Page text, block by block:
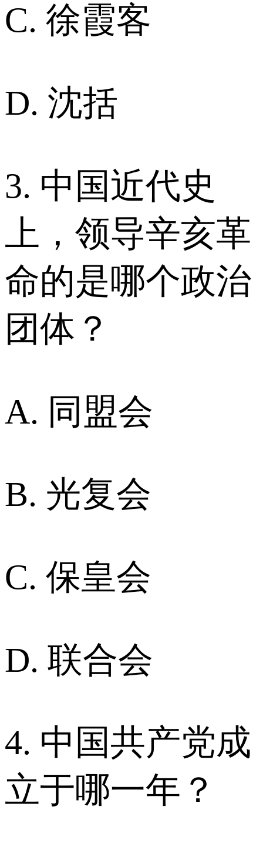
C. 徐霞客
D. 沈括
3. 中国近代史
上，领导辛亥革
命的是哪个政治
团体？
A. 同盟会
B. 光复会
C. 保皇会
D. 联合会
4. 中国共产党成
立于哪一年？